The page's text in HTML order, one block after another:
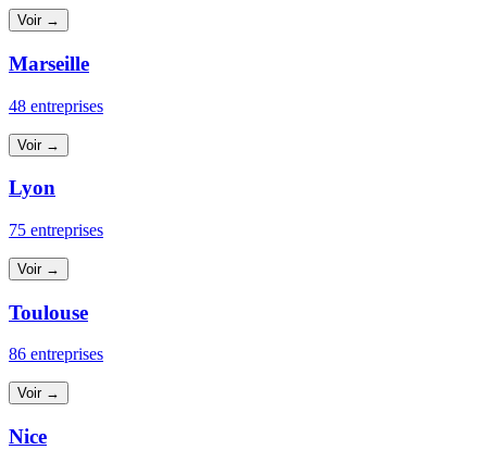
Voir →
Marseille
48 entreprises
Voir →
Lyon
75 entreprises
Voir →
Toulouse
86 entreprises
Voir →
Nice